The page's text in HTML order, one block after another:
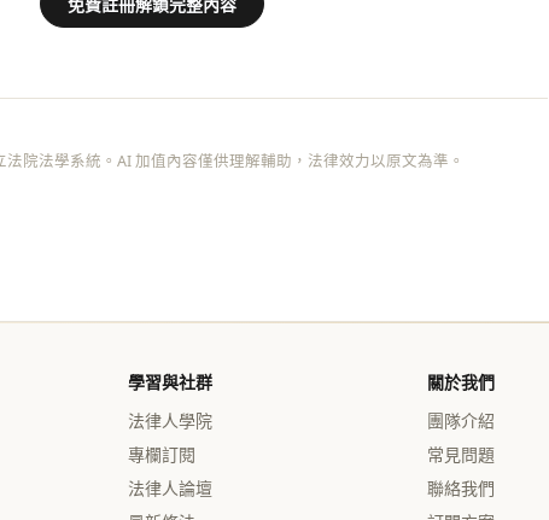
院法學系統。AI 加值內容僅供理解輔助，法律效力以原文為準。
學習與社群
法律人學院
專欄訂閱
法律人論壇
關於我們
團隊介紹
常見問題
聯絡我們